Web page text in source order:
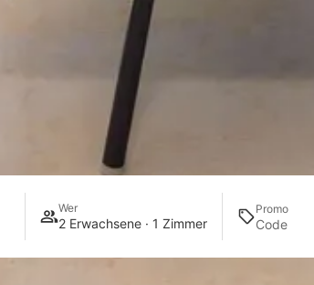
Wer
2 Erwachsene · 1 Zimmer
Promo